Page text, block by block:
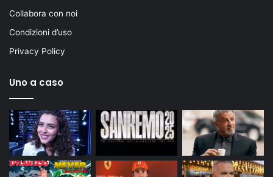
Collabora con noi
Condizioni d’uso
Privacy Policy
Uno a caso